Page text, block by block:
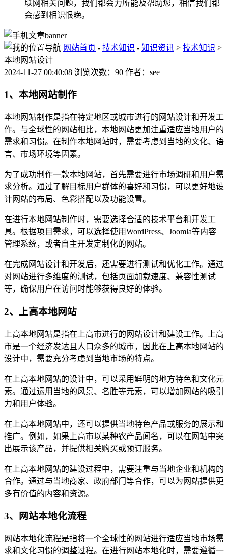
联网相关问题，我们都会力所能及帮助您，相信我们都
会感到相识恨晚。
网站首页 - 技术知识 - 知识资讯 > 技术知识 >
本地网站设计
2024-11-27 00:40:08 浏览次数：90 作者：see
1、本地网站制作
本地网站制作是指在特定地区或城市进行的网站设计和开发工
作。与全球性的网站相比，本地网站更加注重适应当地用户的
需求和习惯。在制作本地网站时，需要考虑到当地的文化、语
言、市场环境等因素。
为了成功制作一款本地网站，首先需要进行市场调研和用户需
求分析。通过了解目标用户群体的喜好和习惯，可以更好地设
计网站的布局、色彩搭配以及功能设置。
在进行本地网站制作时，需要选择合适的技术平台和开发工
具。根据项目需求，可以选择使用WordPress、Joomla等内容
管理系统，或者自主开发定制化的网站。
在完成网站设计和开发后，还需要进行测试和优化工作。通过
对网站进行多维度的测试，包括页面加载速度、兼容性测试
等，确保用户在访问时能够获得良好的体验。
2、上高本地网站
上高本地网站是指在上高市进行的网站设计和建设工作。上高
市是一个经济发达且人口众多的城市，因此在上高本地网站的
设计中，需要充分考虑到当地市场的特点。
在上高本地网站的设计中，可以采用鲜明的地方特色和文化元
素。通过运用当地的风景、名胜等元素，可以增加网站的吸引
力和用户体验。
在上高本地网站中，还可以提供当地特色产品或服务的展示和
推广。例如，如果上高市以某种农产品闻名，可以在网站中突
出展示该产品，并提供相关购买或预订服务。
在上高本地网站的建设过程中，需要注重与当地企业和机构的
合作。通过与当地商家、政府部门等合作，可以为网站提供更
多有价值的内容和资源。
3、网站本地化流程
网站本地化流程是指将一个全球性的网站进行适应当地市场需
求和文化习惯的调整过程。在进行网站本地化时，需要遵循一